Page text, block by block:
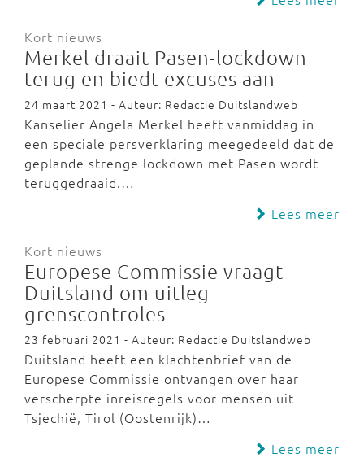
Kort nieuws
Merkel draait Pasen-lockdown
terug en biedt excuses aan
24 maart 2021 - Auteur: Redactie Duitslandweb
Kanselier Angela Merkel heeft vanmiddag in
een speciale persverklaring meegedeeld dat de
geplande strenge lockdown met Pasen wordt
teruggedraaid.…
Lees meer
Kort nieuws
Europese Commissie vraagt
Duitsland om uitleg
grenscontroles
23 februari 2021 - Auteur: Redactie Duitslandweb
Duitsland heeft een klachtenbrief van de
Europese Commissie ontvangen over haar
verscherpte inreisregels voor mensen uit
Tsjechië, Tirol (Oostenrijk)…
Lees meer